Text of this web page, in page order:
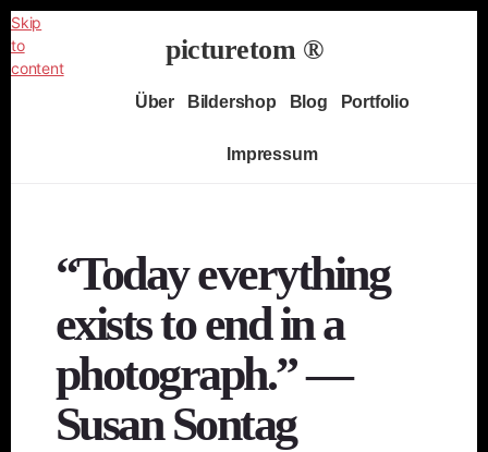
Skip
to
content
picturetom ®
Independent
Über Bildershop Blog Portfolio
Impressum
“Today everything
exists to end in a
photograph.” ―
Susan Sontag